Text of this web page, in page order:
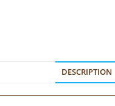
DESCRIPTION